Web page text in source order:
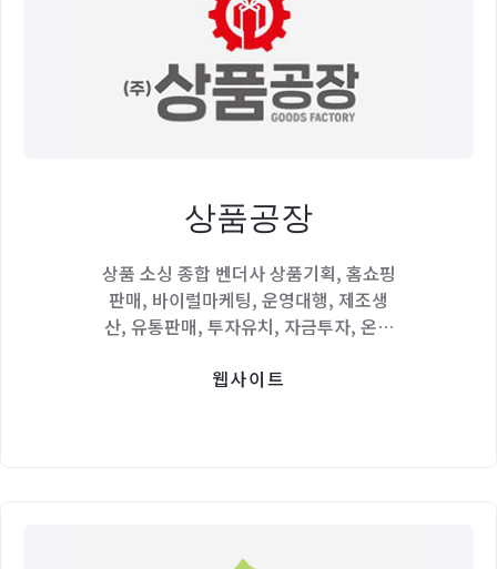
상품공장
상품 소싱 종합 벤더사 상품기획, 홈쇼핑
판매, 바이럴마케팅, 운영대행, 제조생
산, 유통판매, 투자유치, 자금투자, 온라
웹사이트